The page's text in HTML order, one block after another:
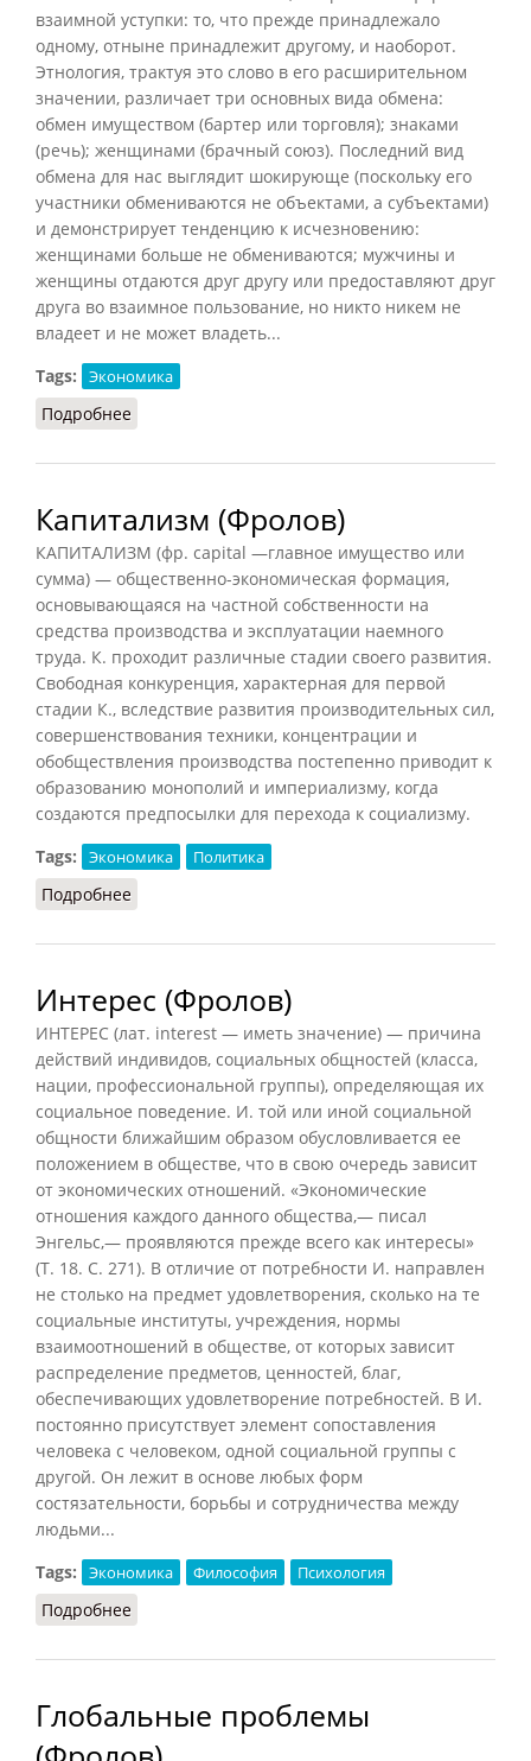
взаимной уступки: то, что прежде принадлежало
одному, отныне принадлежит другому, и наоборот.
Этнология, трактуя это слово в его расширительном
значении, различает три основных вида обмена:
обмен имуществом (бартер или торговля); знаками
(речь); женщинами (брачный союз). Последний вид
обмена для нас выглядит шокирующе (поскольку его
участники обмениваются не объектами, а субъектами)
и демонстрирует тенденцию к исчезновению:
женщинами больше не обмениваются; мужчины и
женщины отдаются друг другу или предоставляют друг
друга во взаимное пользование, но никто никем не
владеет и не может владеть...
Tags:
Экономика
Подробнее
Капитализм (Фролов)
КАПИТАЛИЗМ (фр. capital —главное имущество или
сумма) — общественно-экономическая формация,
основывающаяся на частной собственности на
средства производства и эксплуатации наемного
труда. К. проходит различные стадии своего развития.
Свободная конкуренция, характерная для первой
стадии К., вследствие развития производительных сил,
совершенствования техники, концентрации и
обобществления производства постепенно приводит к
образованию монополий и империализму, когда
создаются предпосылки для перехода к социализму.
Tags:
Экономика Политика
Подробнее
Интерес (Фролов)
ИНТЕРЕС (лат. interest — иметь значение) — причина
действий индивидов, социальных общностей (класса,
нации, профессиональной группы), определяющая их
социальное поведение. И. той или иной социальной
общности ближайшим образом обусловливается ее
положением в обществе, что в свою очередь зависит
от экономических отношений. «Экономические
отношения каждого данного общества,— писал
Энгельс,— проявляются прежде всего как интересы»
(Т. 18. С. 271). В отличие от потребности И. направлен
не столько на предмет удовлетворения, сколько на те
социальные институты, учреждения, нормы
взаимоотношений в обществе, от которых зависит
распределение предметов, ценностей, благ,
обеспечивающих удовлетворение потребностей. В И.
постоянно присутствует элемент сопоставления
человека с человеком, одной социальной группы с
другой. Он лежит в основе любых форм
состязательности, борьбы и сотрудничества между
людьми...
Tags:
Экономика Философия Психология
Подробнее
Глобальные проблемы